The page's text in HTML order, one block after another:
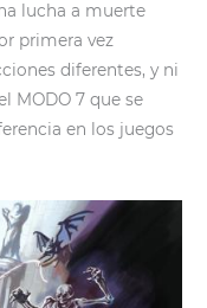
lucha a muerte
primera vez
diferentes, y ni
MODO 7 que se
en los juegos